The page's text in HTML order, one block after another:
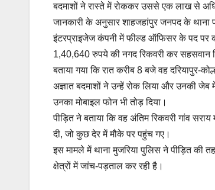
बदमाशों ने रास्ते में रोककर उससे एक लाख से
जानकारी के अनुसार शाहजहांपुर जनपद के थाना
इंटरप्राइजेज कंपनी में फील्ड ऑफिसर के पद पर
1,40,640 रुपये की नगद रिकवरी कर सहसवान
बताया गया कि रात करीब 8 बजे वह दरियापुर-
अज्ञात बदमाशों ने उन्हें रोक लिया और उनकी
उनका मोबाइल फोन भी तोड़ दिया।
पीड़ित ने बताया कि वह अंतिम रिकवरी गांव
दी, जो कुछ देर में मौके पर पहुंच गए।
इस मामले में थाना मुजरिया पुलिस ने पीड़ित
क्षेत्रों में जांच-पड़ताल कर रही है।